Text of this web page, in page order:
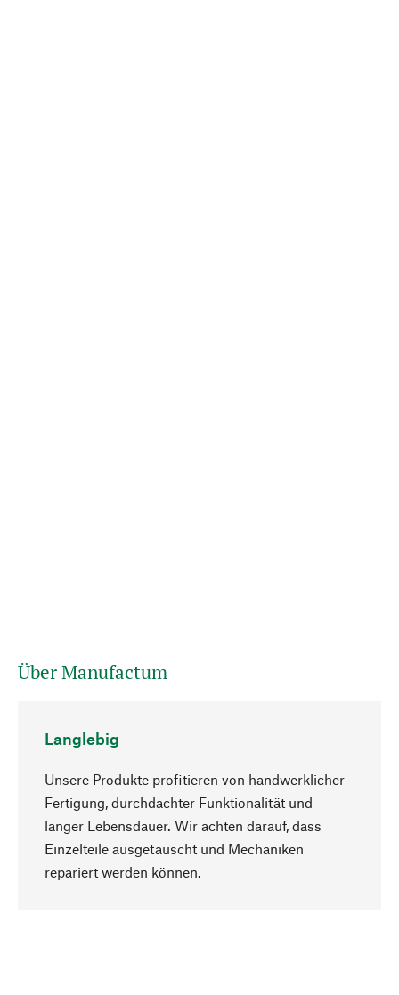
Über Manufactum
Langlebig
Unsere Produkte profitieren von handwerklicher
Fertigung, durchdachter Funktionalität und
langer Lebensdauer. Wir achten darauf, dass
Einzelteile ausgetauscht und Mechaniken
repariert werden können.